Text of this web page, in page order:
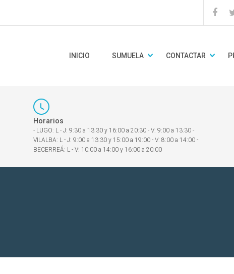
INICIO SUMUELA CONTACTAR
Horarios
- LUGO: L - J: 9:30 a 13:30 y 16:00 a 20:30 - V: 9:00 a 13:30 -
VILALBA: L - J: 9:00 a 13:30 y 15:00 a 19:00 - V: 8:00 a 14:00 -
BECERREÁ: L - V: 10:00 a 14:00 y 16:00 a 20:00